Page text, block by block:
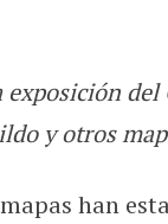
exposición del
y otros
han